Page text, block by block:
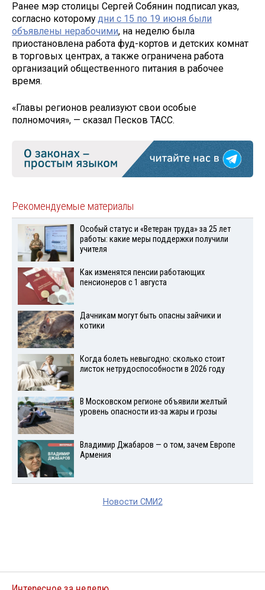
Ранее мэр столицы Сергей Собянин подписал указ,
согласно которомудни с 15 по 19 июня были
объявлены нерабочими, на неделю была
приостановлена работа фуд-кортов и детских комнат
в торговых центрах, а также ограничена работа
организаций общественного питания в рабочее
время.
«Главы регионов реализуют свои особые
полномочия», — сказал Песков ТАСС.
Рекомендуемые материалы
Особый статус и «Ветеран труда» за 25 лет
работы: какие меры поддержки получили
учителя
Как изменятся пенсии работающих
пенсионеров с 1 августа
Дачникам могут быть опасны зайчики и
котики
Когда болеть невыгодно: сколько стоит
листок нетрудоспособности в 2026 году
В Московском регионе объявили желтый
уровень опасности из-за жары и грозы
Владимир Джабаров — о том, зачем Европе
Армения
Новости СМИ2